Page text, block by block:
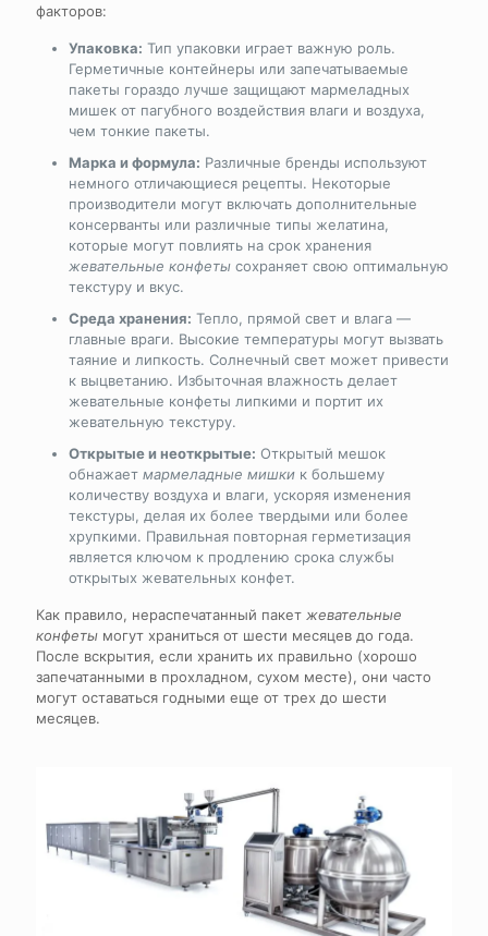
факторов:
Упаковка: Тип упаковки играет важную роль.
Герметичные контейнеры или запечатываемые
пакеты гораздо лучше защищают мармеладных
мишек от пагубного воздействия влаги и воздуха,
чем тонкие пакеты.
Марка и формула: Различные бренды используют
немного отличающиеся рецепты. Некоторые
производители могут включать дополнительные
консерванты или различные типы желатина,
которые могут повлиять на срок хранения
жевательные конфеты сохраняет свою оптимальную
текстуру и вкус.
Среда хранения: Тепло, прямой свет и влага —
главные враги. Высокие температуры могут вызвать
таяние и липкость. Солнечный свет может привести
к выцветанию. Избыточная влажность делает
жевательные конфеты липкими и портит их
жевательную текстуру.
Открытые и неоткрытые: Открытый мешок
обнажает мармеладные мишки к большему
количеству воздуха и влаги, ускоряя изменения
текстуры, делая их более твердыми или более
хрупкими. Правильная повторная герметизация
является ключом к продлению срока службы
открытых жевательных конфет.
Как правило, нераспечатанный пакет жевательные
конфеты могут храниться от шести месяцев до года.
После вскрытия, если хранить их правильно (хорошо
запечатанными в прохладном, сухом месте), они часто
могут оставаться годными еще от трех до шести
месяцев.